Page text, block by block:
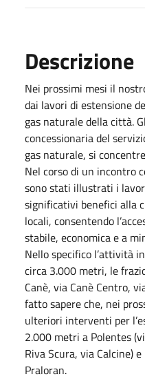
Descrizione
Nei prossimi mesi il
dai lavori di estensione
gas naturale della città.
concessionaria del
gas naturale, si
Nel corso di un incontro
sono stati illustrati i
significativi benefici alla
locali, consentendo
stabile, economica e a
Nello specifico l’attività
circa 3.000 metri, le
Canè, via Canè Centro,
fatto sapere che, nei
ulteriori interventi per
2.000 metri a Polentes
Riva Scura, via Calcine)
Praloran.